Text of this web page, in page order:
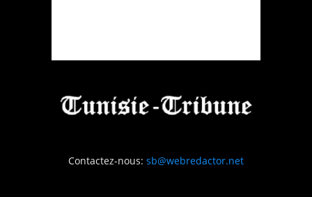
Contactez-nous: sb@webredactor.net